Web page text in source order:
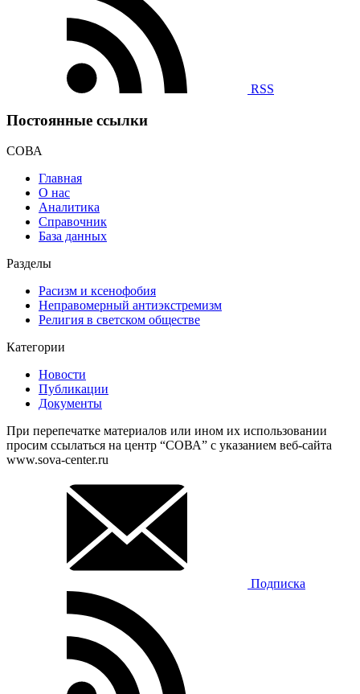
RSS
Постоянные ссылки
СОВА
Главная
О нас
Аналитика
Справочник
База данных
Разделы
Расизм и ксенофобия
Неправомерный антиэкстремизм
Религия в светском обществе
Категории
Новости
Публикации
Документы
При перепечатке материалов или ином их использовании
просим ссылаться на центр “СОВА” с указанием веб-сайта
www.sova-center.ru
Подписка